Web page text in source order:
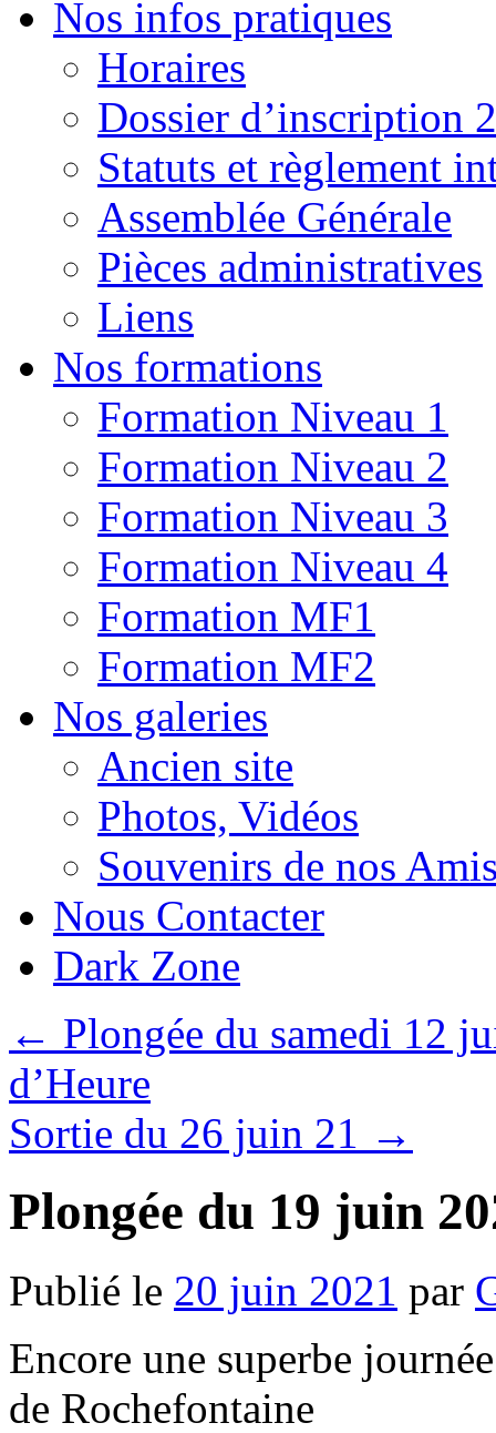
Nos infos pratiques
Horaires
Dossier d’inscription
Statuts et règlement
Assemblée Générale
Pièces administratives
Liens
Nos formations
Formation Niveau 1
Formation Niveau 2
Formation Niveau 3
Formation Niveau 4
Formation MF1
Formation MF2
Nos galeries
Ancien site
Photos, Vidéos
Souvenirs de nos
Nous Contacter
Dark Zone
← Plongée du samedi 12
d’Heure
Sortie du 26 juin 21 →
Plongée du 19 juin
Publié le 20 juin 2021 par
Encore une superbe
de Rochefontaine